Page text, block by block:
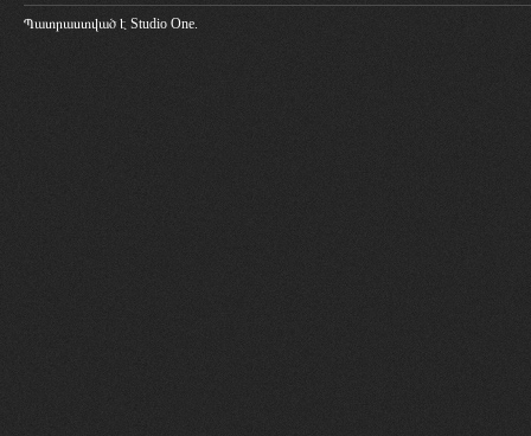
Պատրաստված է Studio One.